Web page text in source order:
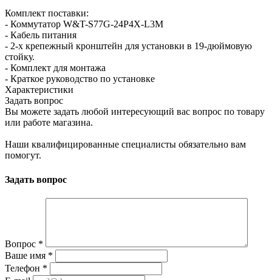
Комплект поставки:
- Коммутатор W&T-S77G-24P4X-L3M
- Кабель питания
- 2-х крепежный кронштейн для установки в 19-дюймовую
стойку.
- Комплект для монтажа
- Краткое руководство по установке
Характеристики
Задать вопрос
Вы можете задать любой интересующий вас вопрос по товару
или работе магазина.
Наши квалифицированные специалисты обязательно вам
помогут.
Задать вопрос
Вопрос *
Ваше имя *
Телефон *